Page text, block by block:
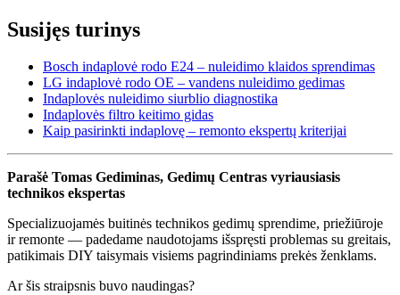
Susijęs turinys
Bosch indaplovė rodo E24 – nuleidimo klaidos sprendimas
LG indaplovė rodo OE – vandens nuleidimo gedimas
Indaplovės nuleidimo siurblio diagnostika
Indaplovės filtro keitimo gidas
Kaip pasirinkti indaplovę – remonto ekspertų kriterijai
Parašė Tomas Gediminas, Gedimų Centras vyriausiasis
technikos ekspertas
Specializuojamės buitinės technikos gedimų sprendime, priežiūroje
ir remonte — padedame naudotojams išspręsti problemas su greitais,
patikimais DIY taisymais visiems pagrindiniams prekės ženklams.
Ar šis straipsnis buvo naudingas?